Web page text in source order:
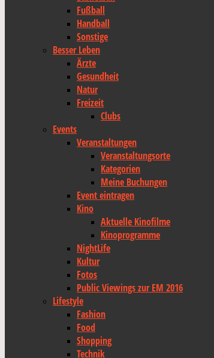
Fußball
Handball
Sonstige
Besser Leben
Ärzte
Gesundheit
Natur
Freizeit
Clubs
Events
Veranstaltungen
Veranstaltungsorte
Kategorien
Meine Buchungen
Event eintragen
Kino
Aktuelle Kinofilme
Kinoprogramme
NightLife
Kultur
Fotos
Public Viewings zur EM 2016
Lifestyle
Fashion
Food
Shopping
Technik